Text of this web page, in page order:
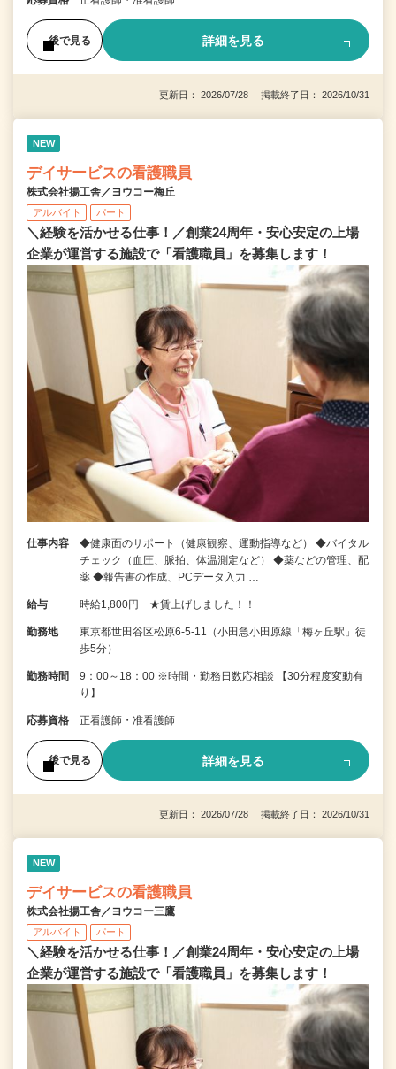
後で見る 詳細を見る
更新日： 2026/07/28 掲載終了日： 2026/10/31
NEW
デイサービスの看護職員
株式会社揚工舎／ヨウコー梅丘
アルバイト パート
＼経験を活かせる仕事！／創業24周年・安心安定の上場
企業が運営する施設で「看護職員」を募集します！
仕事内容
◆健康面のサポート（健康観察、運動指導など） ◆バイタル
チェック（血圧、脈拍、体温測定など） ◆薬などの管理、配
薬 ◆報告書の作成、PCデータ入力 …
給与 時給1,800円 ★賃上げしました！！
勤務地
東京都世田谷区松原6-5-11（小田急小田原線「梅ヶ丘駅」徒
歩5分）
勤務時間
9：00～18：00 ※時間・勤務日数応相談 【30分程度変動有
り】
応募資格 正看護師・准看護師
後で見る 詳細を見る
更新日： 2026/07/28 掲載終了日： 2026/10/31
NEW
デイサービスの看護職員
株式会社揚工舎／ヨウコー三鷹
アルバイト パート
＼経験を活かせる仕事！／創業24周年・安心安定の上場
企業が運営する施設で「看護職員」を募集します！